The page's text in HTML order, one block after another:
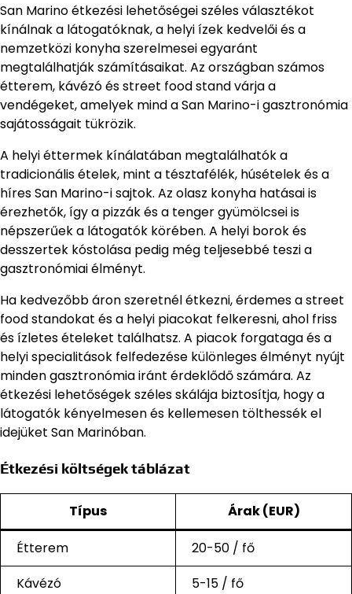
San Marino étkezési lehetőségei széles választékot
kínálnak a látogatóknak, a helyi ízek kedvelői és a
nemzetközi konyha szerelmesei egyaránt
megtalálhatják számításaikat. Az országban számos
étterem, kávézó és street food stand várja a
vendégeket, amelyek mind a San Marino-i gasztronómia
sajátosságait tükrözik.
A helyi éttermek kínálatában megtalálhatók a
tradicionális ételek, mint a tésztafélék, húsételek és a
híres San Marino-i sajtok. Az olasz konyha hatásai is
érezhetők, így a pizzák és a tenger gyümölcsei is
népszerűek a látogatók körében. A helyi borok és
desszertek kóstolása pedig még teljesebbé teszi a
gasztronómiai élményt.
Ha kedvezőbb áron szeretnél étkezni, érdemes a street
food standokat és a helyi piacokat felkeresni, ahol friss
és ízletes ételeket találhatsz. A piacok forgataga és a
helyi specialitások felfedezése különleges élményt nyújt
minden gasztronómia iránt érdeklődő számára. Az
étkezési lehetőségek széles skálája biztosítja, hogy a
látogatók kényelmesen és kellemesen tölthessék el
idejüket San Marinóban.
Étkezési költségek táblázat
Típus Árak (EUR)
Étterem
20-50 / fő
Kávézó
5-15 / fő